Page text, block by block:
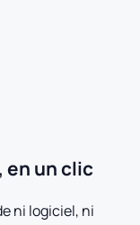
en un clic
ni logiciel, ni